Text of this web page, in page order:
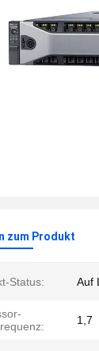
zum Produkt
Status: Auf
1,7